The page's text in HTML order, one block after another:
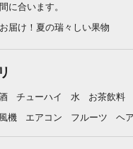
に合います。
届け！夏の瑞々しい果物
チューハイ 水 お茶飲料
機 エアコン フルーツ ヘ